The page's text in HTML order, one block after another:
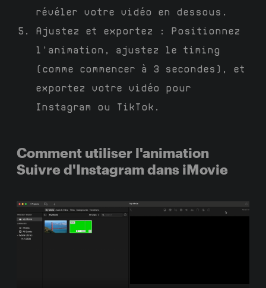
révéler votre vidéo en dessous.
Ajustez et exportez : Positionnez
l'animation, ajustez le timing
(comme commencer à 3 secondes), et
exportez votre vidéo pour
Instagram ou TikTok.
Comment utiliser l'animation
Suivre d'Instagram dans iMovie